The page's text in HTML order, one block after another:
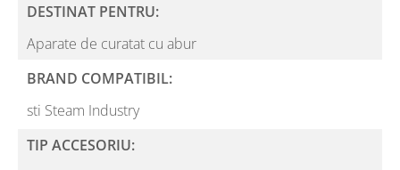
DESTINAT PENTRU:
Aparate de curatat cu abur
BRAND COMPATIBIL:
sti Steam Industry
TIP ACCESORIU: